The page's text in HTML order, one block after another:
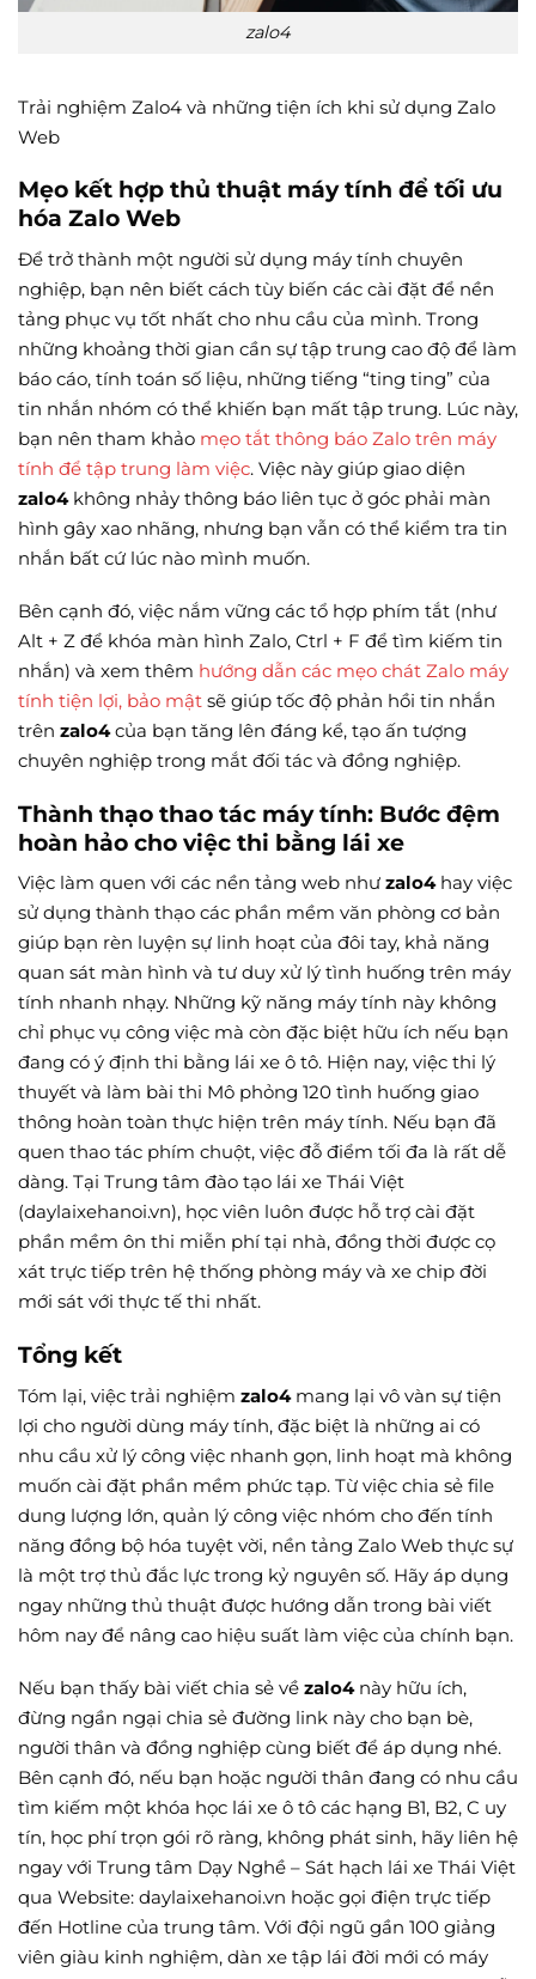
zalo4
Trải nghiệm Zalo4 và những tiện ích khi sử dụng Zalo
Web
Mẹo kết hợp thủ thuật máy tính để tối ưu
hóa Zalo Web
Để trở thành một người sử dụng máy tính chuyên
nghiệp, bạn nên biết cách tùy biến các cài đặt để nền
tảng phục vụ tốt nhất cho nhu cầu của mình. Trong
những khoảng thời gian cần sự tập trung cao độ để làm
báo cáo, tính toán số liệu, những tiếng “ting ting” của
tin nhắn nhóm có thể khiến bạn mất tập trung. Lúc này,
bạn nên tham khảo mẹo tắt thông báo Zalo trên máy
tính để tập trung làm việc. Việc này giúp giao diện
zalo4không nhảy thông báo liên tục ở góc phải màn
hình gây xao nhãng, nhưng bạn vẫn có thể kiểm tra tin
nhắn bất cứ lúc nào mình muốn.
Bên cạnh đó, việc nắm vững các tổ hợp phím tắt (như
Alt + Z để khóa màn hình Zalo, Ctrl + F để tìm kiếm tin
nhắn) và xem thêm hướng dẫn các mẹo chát Zalo máy
tính tiện lợi, bảo mật sẽ giúp tốc độ phản hồi tin nhắn
trên zalo4của bạn tăng lên đáng kể, tạo ấn tượng
chuyên nghiệp trong mắt đối tác và đồng nghiệp.
Thành thạo thao tác máy tính: Bước đệm
hoàn hảo cho việc thi bằng lái xe
Việc làm quen với các nền tảng web như zalo4hay việc
sử dụng thành thạo các phần mềm văn phòng cơ bản
giúp bạn rèn luyện sự linh hoạt của đôi tay, khả năng
quan sát màn hình và tư duy xử lý tình huống trên máy
tính nhanh nhạy. Những kỹ năng máy tính này không
chỉ phục vụ công việc mà còn đặc biệt hữu ích nếu bạn
đang có ý định thi bằng lái xe ô tô. Hiện nay, việc thi lý
thuyết và làm bài thi Mô phỏng 120 tình huống giao
thông hoàn toàn thực hiện trên máy tính. Nếu bạn đã
quen thao tác phím chuột, việc đỗ điểm tối đa là rất dễ
dàng. Tại Trung tâm đào tạo lái xe Thái Việt
(daylaixehanoi.vn), học viên luôn được hỗ trợ cài đặt
phần mềm ôn thi miễn phí tại nhà, đồng thời được cọ
xát trực tiếp trên hệ thống phòng máy và xe chip đời
mới sát với thực tế thi nhất.
Tổng kết
Tóm lại, việc trải nghiệm zalo4mang lại vô vàn sự tiện
lợi cho người dùng máy tính, đặc biệt là những ai có
nhu cầu xử lý công việc nhanh gọn, linh hoạt mà không
muốn cài đặt phần mềm phức tạp. Từ việc chia sẻ file
dung lượng lớn, quản lý công việc nhóm cho đến tính
năng đồng bộ hóa tuyệt vời, nền tảng Zalo Web thực sự
là một trợ thủ đắc lực trong kỷ nguyên số. Hãy áp dụng
ngay những thủ thuật được hướng dẫn trong bài viết
hôm nay để nâng cao hiệu suất làm việc của chính bạn.
Nếu bạn thấy bài viết chia sẻ về zalo4này hữu ích,
đừng ngần ngại chia sẻ đường link này cho bạn bè,
người thân và đồng nghiệp cùng biết để áp dụng nhé.
Bên cạnh đó, nếu bạn hoặc người thân đang có nhu cầu
tìm kiếm một khóa học lái xe ô tô các hạng B1, B2, C uy
tín, học phí trọn gói rõ ràng, không phát sinh, hãy liên hệ
ngay với Trung tâm Dạy Nghề – Sát hạch lái xe Thái Việt
qua Website: daylaixehanoi.vn hoặc gọi điện trực tiếp
đến Hotline của trung tâm. Với đội ngũ gần 100 giảng
viên giàu kinh nghiệm, dàn xe tập lái đời mới có máy